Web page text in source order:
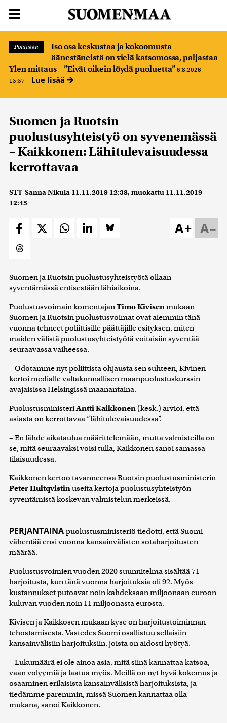
Politiikka
Iso osa keskustaa ja kokoomusta
äänestäneistä on vielä katsomossa, paljastaa
Ylen mittaus – ”Eivät oikein löydä puoluetta” 6.8.2026
15:57
Lue lisää
Suomen ja Ruotsin
puolustusyhteistyö on syvenemässä
– Kaikkonen: Lähitulevaisuudessa
kerrottavaa
STT-Sanna Nikula 11.11.2019 12:38, muokattu 11.11.2019
12:43
A–
A+
Suomen ja Ruotsin puolustusyhteistyötä ollaan
syventämässä entisestään lähiaikoina.
Puolustusvoimain komentajanTimo Kivisenmukaan
Suomen ja Ruotsin puolustusvoimat ovat aiemmin tänä
vuonna tehneet poliittisille päättäjille esityksen, miten
maiden välistä puolustusyhteistyötä voitaisiin syventää
seuraavassa vaiheessa.
– Odotamme nyt poliittista ohjausta sen suhteen, Kivinen
kertoi medialle valtakunnallisen maanpuolustuskurssin
avajaisissa Helsingissä maanantaina.
PuolustusministeriAntti Kaikkonen (kesk.) arvioi, että
asiasta on kerrottavaa ”lähitulevaisuudessa”.
– En lähde aikataulua määrittelemään, mutta valmisteilla on
se, mitä seuraavaksi voisi tulla, Kaikkonen sanoi samassa
tilaisuudessa.
Kaikkonen kertoo tavanneensa Ruotsin puolustusministerin
Peter Hultqvistinuseita kertoja puolustusyhteistyön
syventämistä koskevan valmistelun merkeissä.
PERJANTAINA puolustusministeriö tiedotti, että Suomi
vähentää ensi vuonna kansainvälisten sotaharjoitusten
määrää.
Puolustusvoimien vuoden 2020 suunnitelma sisältää 71
harjoitusta, kun tänä vuonna harjoituksia oli 92. Myös
kustannukset putoavat noin kahdeksaan miljoonaan euroon
kuluvan vuoden noin 11 miljoonasta eurosta.
Kivisen ja Kaikkosen mukaan kyse on harjoitustoiminnan
tehostamisesta. Vastedes Suomi osallistuu sellaisiin
kansainvälisiin harjoituksiin, joista on aidosti hyötyä.
– Lukumäärä ei ole ainoa asia, mitä siinä kannattaa katsoa,
vaan volyymiä ja laatua myös. Meillä on nyt hyvä kokemus ja
osaaminen erilaisista kansainvälisistä harjoituksista, ja
tiedämme paremmin, missä Suomen kannattaa olla
mukana, sanoi Kaikkonen.